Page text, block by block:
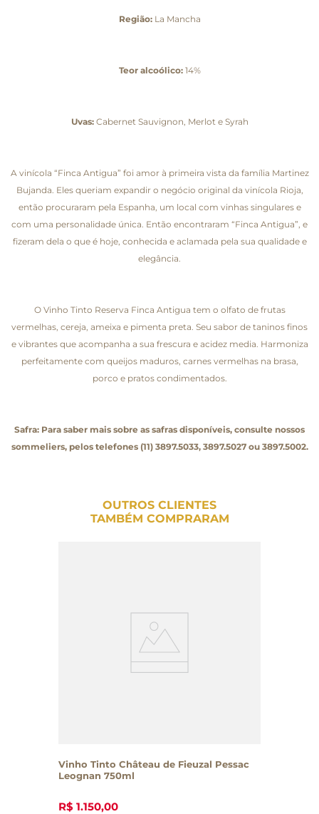
Região:La Mancha
Teor alcoólico:14%
Uvas:Cabernet Sauvignon, Merlot e Syrah
A vinícola “Finca Antigua” foi amor à primeira vista da família Martinez
Bujanda. Eles queriam expandir o negócio original da vinícola Rioja,
então procuraram pela Espanha, um local com vinhas singulares e
com uma personalidade única. Então encontraram “Finca Antigua”, e
fizeram dela o que é hoje, conhecida e aclamada pela sua qualidade e
elegância.
O Vinho Tinto Reserva Finca Antigua tem o olfato de frutas
vermelhas, cereja, ameixa e pimenta preta. Seu sabor de taninos finos
e vibrantes que acompanha a sua frescura e acidez media. Harmoniza
perfeitamente com queijos maduros, carnes vermelhas na brasa,
porco e pratos condimentados.
Safra: Para saber mais sobre as safras disponíveis, consulte nossos
sommeliers, pelos telefones (11) 3897.5033, 3897.5027 ou 3897.5002.
OUTROS CLIENTES
TAMBÉM COMPRARAM
Vinho Tinto Château de Fieuzal Pessac
Leognan 750ml
R$ 1.150,00